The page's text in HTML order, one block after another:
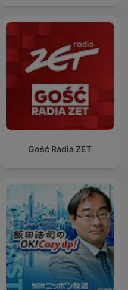
Gość Radia ZET